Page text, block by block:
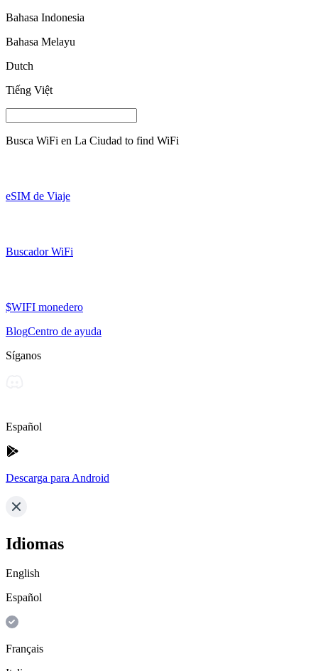
Bahasa Indonesia
Bahasa Melayu
Dutch
Tiếng Việt
Busca WiFi en La Ciudad to find WiFi
eSIM de Viaje
Buscador WiFi
$WIFI monedero
BlogCentro de ayuda
Síganos
Español
Descarga para Android
Idiomas
English
Español
Français